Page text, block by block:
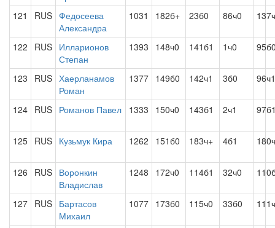
121
RUS Федосеева
Александра
1031 182б+ 23б0 86ч0
122 RUS Илларионов
Степан
1393 148ч0 141б1 1ч0
123 RUS Хаерланамов
Роман
1377 149б0 142ч1 3б0 96ч1
124 RUS Романов Павел 1333 150ч0 143б1 2ч1
125 RUS Кузьмук Кира 1262 151б0 183ч+ 4б1
126 RUS Воронкин
Владислав
1248 172ч0 114б1 32ч0
127 RUS Бартасов
Михаил
1077 173б0 115ч0 33б0